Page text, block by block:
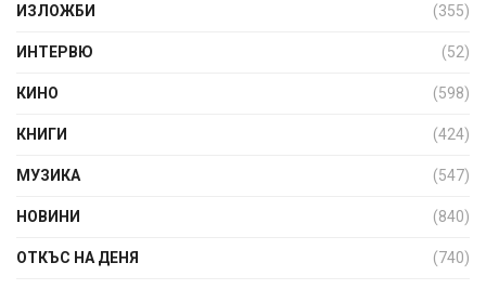
ИЗЛОЖБИ (355)
ИНТЕРВЮ (52)
КИНО (598)
КНИГИ (424)
МУЗИКА (547)
НОВИНИ (840)
ОТКЪС НА ДЕНЯ (740)